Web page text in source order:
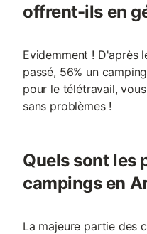
offrent-ils en
Evidemment ! D'après
passé, 56% un
pour le télétravail,
sans problèmes !
Quels sont les
campings en
La majeure partie des